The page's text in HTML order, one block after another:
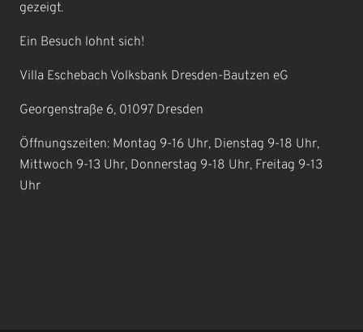
gezeigt.
Ein Besuch lohnt sich!
Villa Eschebach Volksbank Dresden-Bautzen eG
Georgenstraße 6, 01097 Dresden
Öffnungszeiten: Montag 9-16 Uhr, Dienstag 9-18 Uhr,
Mittwoch 9-13 Uhr, Donnerstag 9-18 Uhr, Freitag 9-13
Uhr